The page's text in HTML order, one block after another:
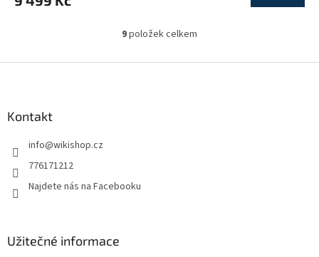
A
O
l
9položek celkem
Kontakt
info@wikishop.cz
776171212
Najdete nás na Facebooku
Užitečné informace